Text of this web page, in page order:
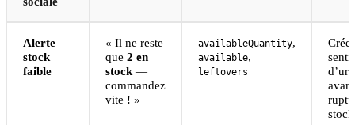
Alerte
stock
faible
« Il ne reste
que 2 en
stock—
commandez
vite ! »
availableQuantity,
available,
leftovers
Crée